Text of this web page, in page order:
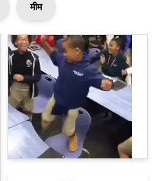
मीम